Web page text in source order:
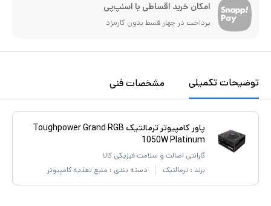
امکان خرید اقساطی با اسنپ‌پی
پرداخت در چهار قسط بدون کارمزد
توضیحات تکمیلی مشخصات فنی
پاور کامپیوتر ترمالتیک Toughpower Grand RGB
1050W Platinum
گارانتی اصالت و سلامت فیزیکی کالا
برند : ترمالتیک دسته بندی : منبع تغذیه کامپیوتر